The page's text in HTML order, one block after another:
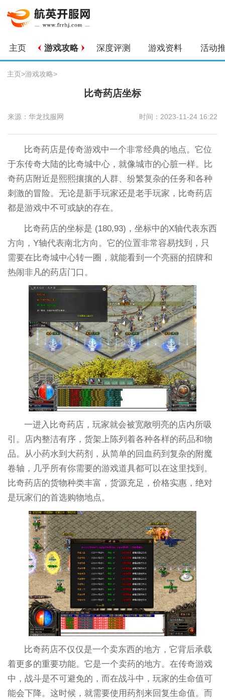
主页 游戏攻略 深度评测 游戏资料 活动
主页>游戏攻略>
比奇药店坐标
来源：华龙找服网 时间：2023-11-24 16:22
比奇药店是传奇游戏中一个非常经典的地点。它位
于东传奇大陆的比奇城中心，就像城市的心脏一样。比
奇药店附近是熙熙攘攘的人群、纷繁复杂的任务和各种
刺激的冒险。无论是新手玩家还是老手玩家，比奇药店
都是游戏中不可或缺的存在。
比奇药店的坐标是 (180,93)，坐标中的X轴代表东西
方向，Y轴代表南北方向。它的位置非常容易找到，只
需要在比奇城中心转一圈，就能看到一个亮丽的招牌和
热闹非凡的药店门口。
一进入比奇药店，玩家就会被宽敞明亮的店内所吸
引。店内整洁有序，货架上陈列着各种各样的药品和物
品。从小药水到大药剂，从简单的回血药到复杂的附魔
卷轴，几乎所有你需要的游戏道具都可以在这里找到。
比奇药店的货物种类丰富，货源充足，价格实惠，绝对
是玩家们的首选购物地点。
比奇药店不仅仅是一个卖东西的地方，它背后承载
着更多的重要功能。它是一个卖药的地方。在传奇游戏
中，战斗是不可避免的，而在战斗中，玩家的生命值可
能会下降。这时候，就需要使用药剂来回复生命值。而